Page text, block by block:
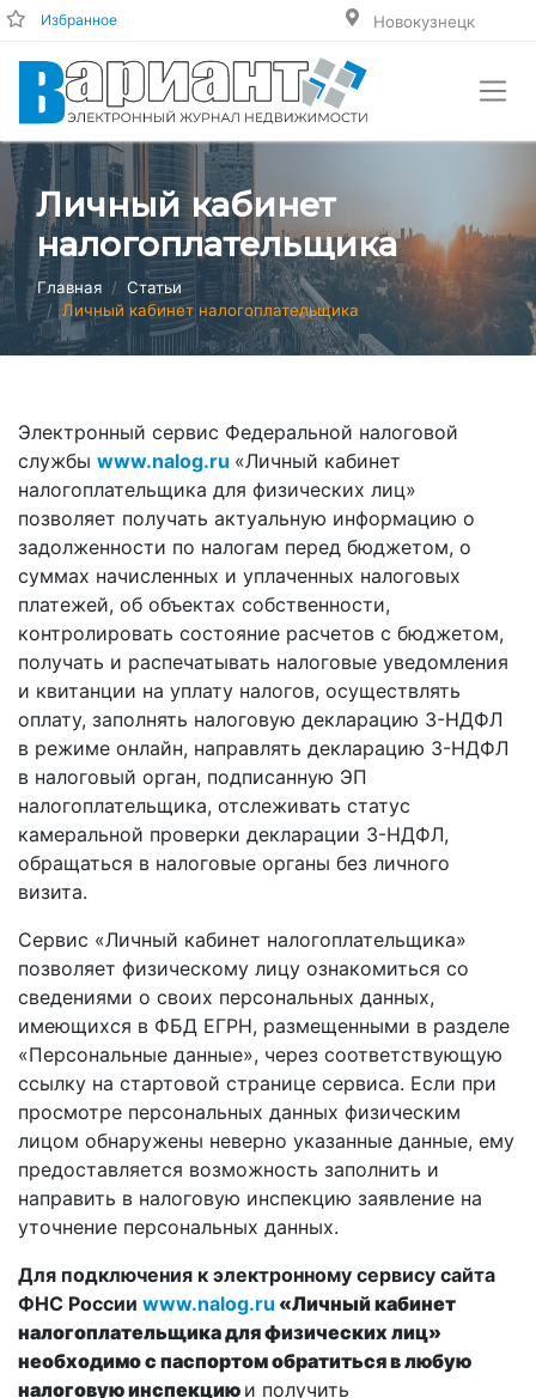
Избранное Новокузнецк
Личный кабинет
налогоплательщика
Главная
Статьи
Личный кабинет налогоплательщика
Электронный сервис Федеральной налоговой
службы www.nalog.ru «Личный кабинет
налогоплательщика для физических лиц»
позволяет получать актуальную информацию о
задолженности по налогам перед бюджетом, о
суммах начисленных и уплаченных налоговых
платежей, об объектах собственности,
контролировать состояние расчетов с бюджетом,
получать и распечатывать налоговые уведомления
и квитанции на уплату налогов, осуществлять
оплату, заполнять налоговую декларацию 3-НДФЛ
в режиме онлайн, направлять декларацию 3-НДФЛ
в налоговый орган, подписанную ЭП
налогоплательщика, отслеживать статус
камеральной проверки декларации 3-НДФЛ,
обращаться в налоговые органы без личного
визита.
Сервис «Личный кабинет налогоплательщика»
позволяет физическому лицу ознакомиться со
сведениями о своих персональных данных,
имеющихся в ФБД ЕГРН, размещенными в разделе
«Персональные данные», через соответствующую
ссылку на стартовой странице сервиса. Если при
просмотре персональных данных физическим
лицом обнаружены неверно указанные данные, ему
предоставляется возможность заполнить и
направить в налоговую инспекцию заявление на
уточнение персональных данных.
Для подключения к электронному сервису сайта
ФНС России www.nalog.ru «Личный кабинет
налогоплательщика для физических лиц»
необходимо с паспортом обратиться в любую
налоговую инспекцию и получить